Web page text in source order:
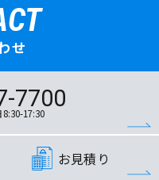
せ
7700
17:30
お見積り